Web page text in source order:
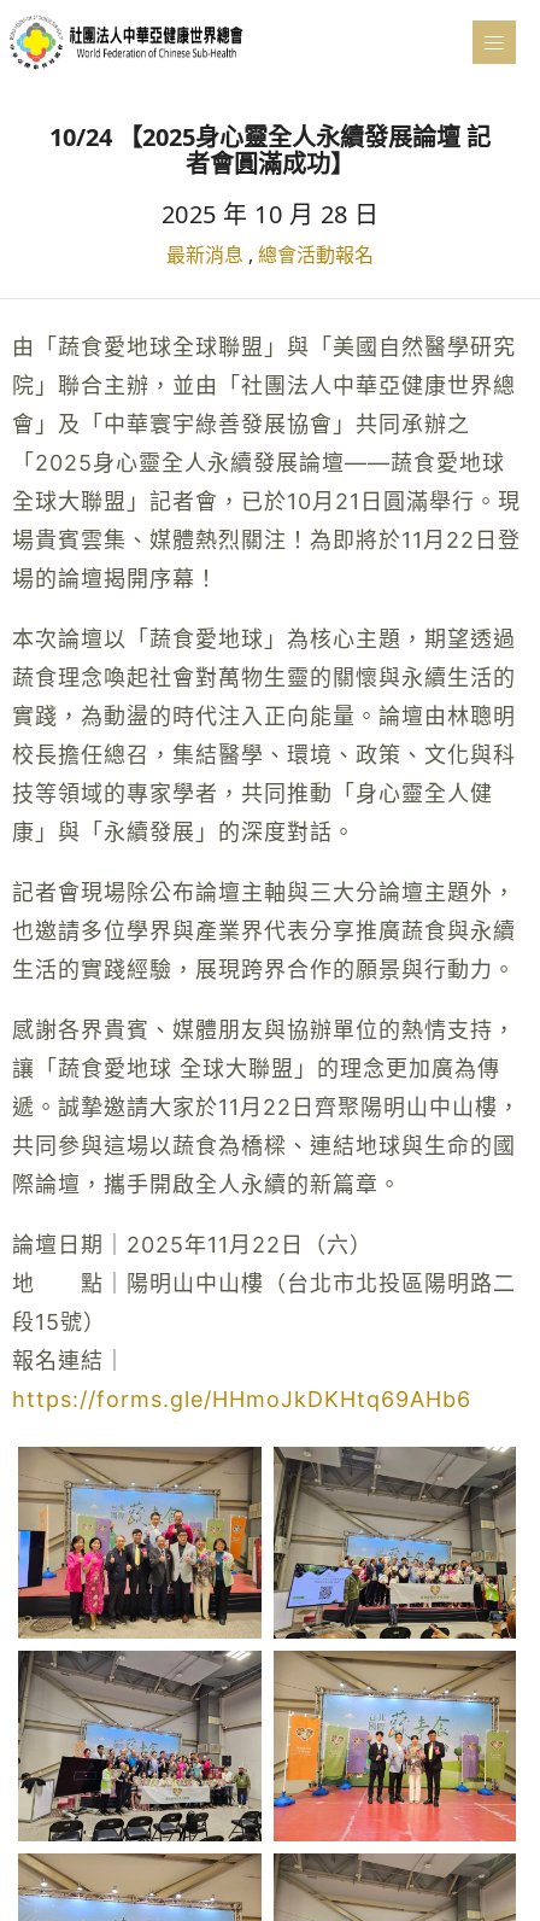
10/24 【2025身心靈全人永續發展論壇 記
者會圓滿成功】
2025 年 10 月 28 日
最新消息 , 總會活動報名
由「蔬食愛地球全球聯盟」與「美國自然醫學研究
院」聯合主辦，並由「社團法人中華亞健康世界總
會」及「中華寰宇綠善發展協會」共同承辦之
「2025身心靈全人永續發展論壇——蔬食愛地球
全球大聯盟」記者會，已於10月21日圓滿舉行。現
場貴賓雲集、媒體熱烈關注！為即將於11月22日登
場的論壇揭開序幕！
本次論壇以「蔬食愛地球」為核心主題，期望透過
蔬食理念喚起社會對萬物生靈的關懷與永續生活的
實踐，為動盪的時代注入正向能量。論壇由林聰明
校長擔任總召，集結醫學、環境、政策、文化與科
技等領域的專家學者，共同推動「身心靈全人健
康」與「永續發展」的深度對話。
記者會現場除公布論壇主軸與三大分論壇主題外，
也邀請多位學界與產業界代表分享推廣蔬食與永續
生活的實踐經驗，展現跨界合作的願景與行動力。
感謝各界貴賓、媒體朋友與協辦單位的熱情支持，
讓「蔬食愛地球 全球大聯盟」的理念更加廣為傳
遞。誠摯邀請大家於11月22日齊聚陽明山中山樓，
共同參與這場以蔬食為橋樑、連結地球與生命的國
際論壇，攜手開啟全人永續的新篇章。
論壇日期｜2025年11月22日（六）
地 點｜陽明山中山樓（台北市北投區陽明路二
段15號）
報名連結｜
https://forms.gle/HHmoJkDKHtq69AHb6